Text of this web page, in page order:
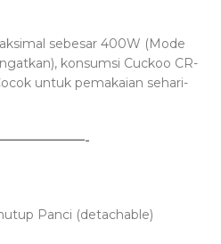
sebesar 400W (Mode
konsumsi Cuckoo CR-
untuk pemakaian sehari-
Panci (detachable)